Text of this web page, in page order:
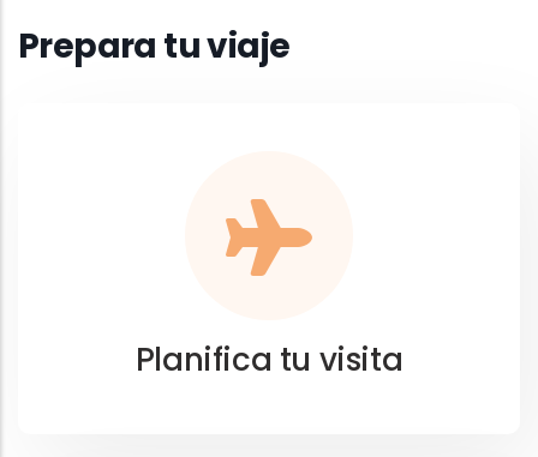
Prepara tu viaje
Planifica tu visita